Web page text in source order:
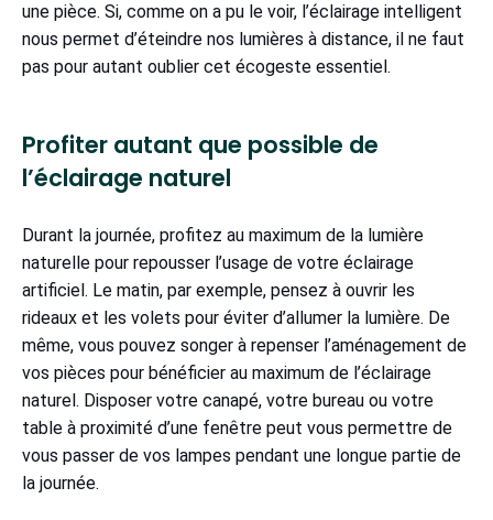
une pièce. Si, comme on a pu le voir, l’éclairage intelligent
nous permet d’éteindre nos lumières à distance, il ne faut
pas pour autant oublier cet écogeste essentiel.
Profiter autant que possible de
l’éclairage naturel
Durant la journée, profitez au maximum de la lumière
naturelle pour repousser l’usage de votre éclairage
artificiel. Le matin, par exemple, pensez à ouvrir les
rideaux et les volets pour éviter d’allumer la lumière. De
même, vous pouvez songer à repenser l’aménagement de
vos pièces pour bénéficier au maximum de l’éclairage
naturel. Disposer votre canapé, votre bureau ou votre
table à proximité d’une fenêtre peut vous permettre de
vous passer de vos lampes pendant une longue partie de
la journée.